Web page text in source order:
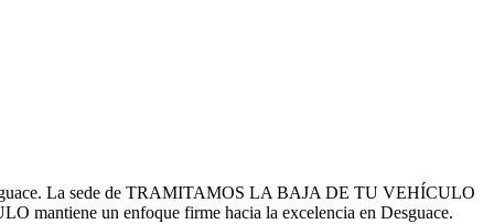
La sede de TRAMITAMOS LA BAJA DE TU VEHÍCULO
mantiene un enfoque firme hacia la excelencia en Desguace.